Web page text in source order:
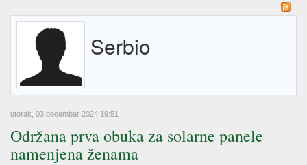
Serbio
utorak, 03 decembar 2024 19:51
Održana prva obuka za solarne panele
namenjena ženama